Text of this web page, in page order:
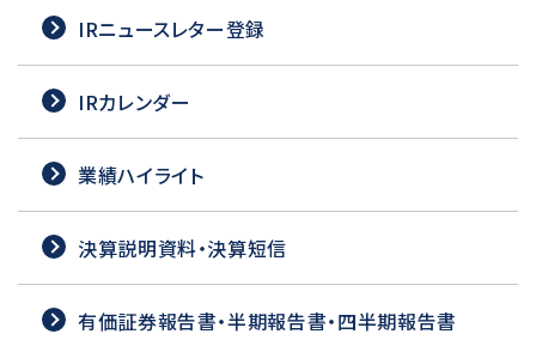
IRニュースレター登録
IRカレンダー
業績ハイライト
決算説明資料・決算短信
有価証券報告書・半期報告書・四半期報告書